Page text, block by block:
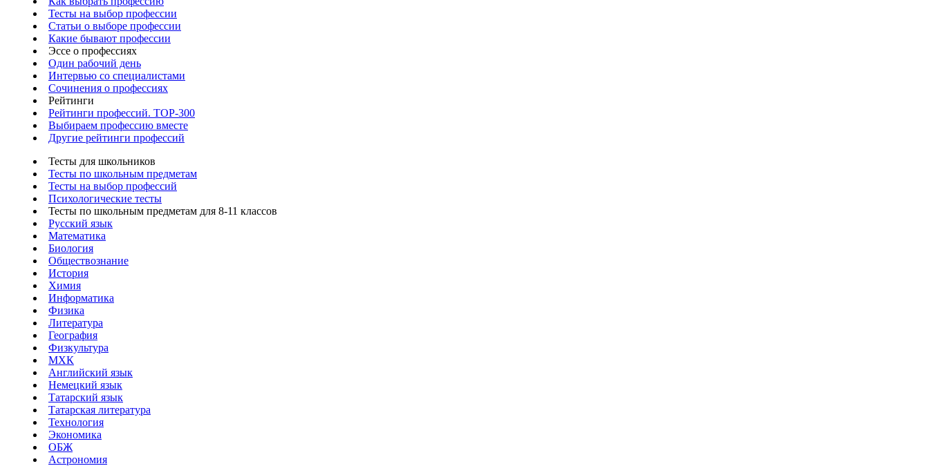
Тесты на выбор профессии
Статьи о выборе профессии
Какие бывают профессии
Эссе о профессиях
Один рабочий день
Интервью со специалистами
Сочинения о профессиях
Рейтинги
Рейтинги профессий. TOP-300
Выбираем профессию вместе
Другие рейтинги профессий
Тесты для школьников
Тесты по школьным предметам
Тесты на выбор профессий
Психологические тесты
Тесты по школьным предметам для 8-11 классов
Русский язык
Математика
Биология
Обществознание
История
Химия
Информатика
Физика
Литература
География
Физкультура
МХК
Английский язык
Немецкий язык
Татарский язык
Татарская литература
Технология
Экономика
ОБЖ
Астрономия